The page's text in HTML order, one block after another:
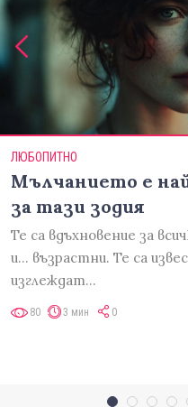
ЛЮБОПИТНО
Мълчанието е
за тази зодия
Те са вдъхновение за
и... възрастни. Те са
изглеждат…
80 3 мин 0